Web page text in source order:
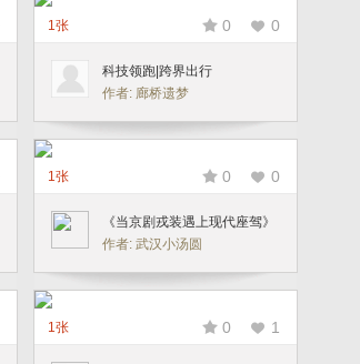
1张 0 0
科技领跑|跨界出行
作者: 廊桥遗梦
1张 0 0
《当京剧戎装遇上现代座驾》
作者: 武汉小汤圆
1张 0 1